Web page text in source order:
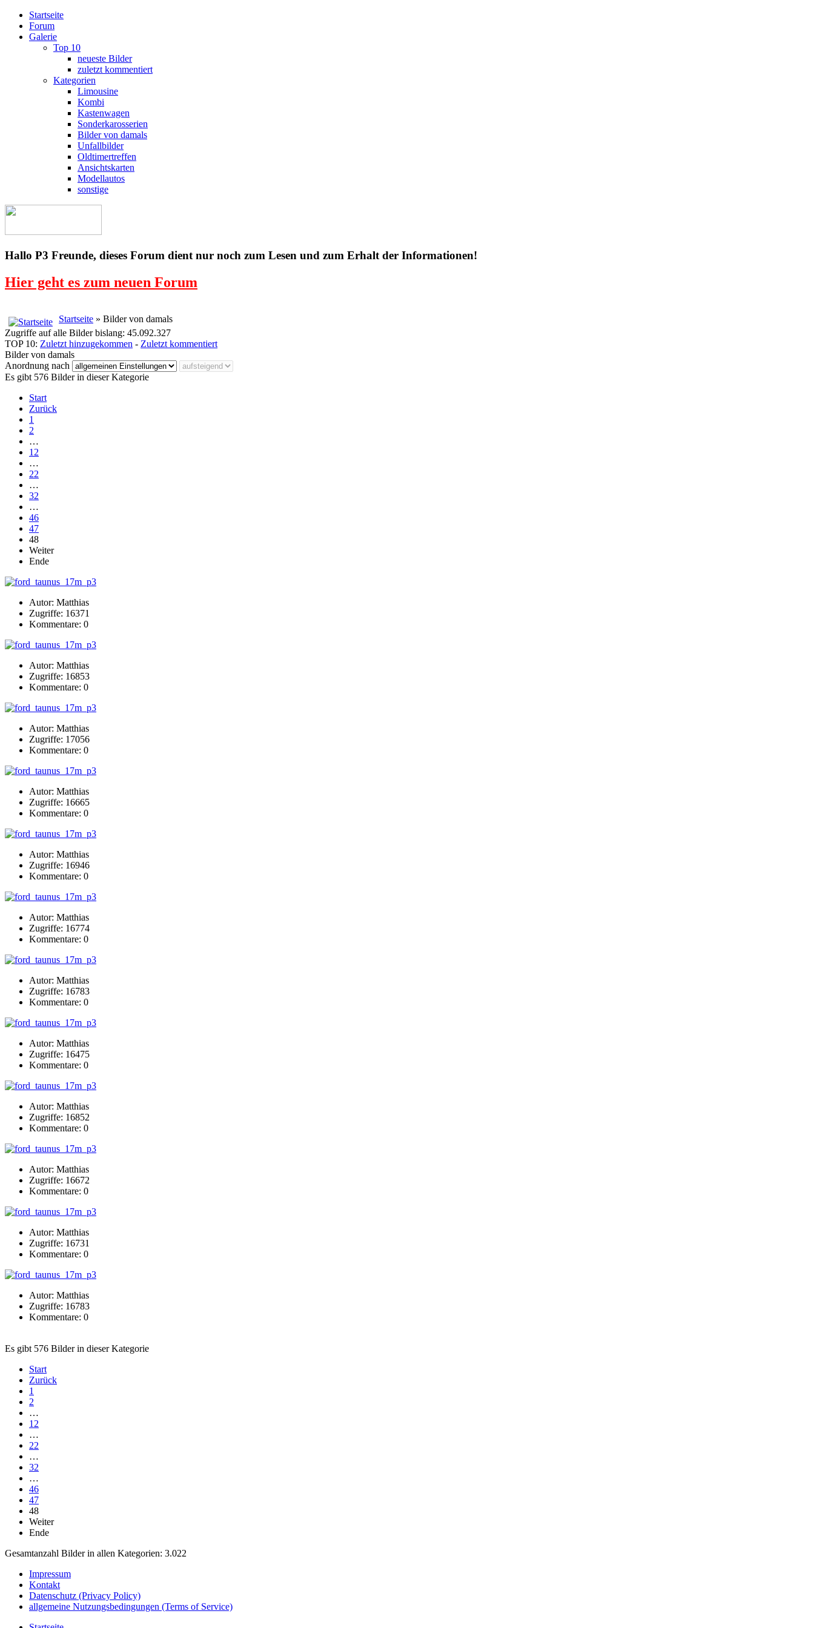
Startseite
Forum
Galerie
Top 10
neueste Bilder
zuletzt kommentiert
Kategorien
Limousine
Kombi
Kastenwagen
Sonderkarosserien
Bilder von damals
Unfallbilder
Oldtimertreffen
Ansichtskarten
Modellautos
sonstige
Hallo P3 Freunde, dieses Forum dient nur noch zum Lesen und zum Erhalt der Informationen!
Hier geht es zum neuen Forum
Startseite » Bilder von damals
Zugriffe auf alle Bilder bislang: 45.092.327
TOP 10: Zuletzt hinzugekommen - Zuletzt kommentiert
Bilder von damals
Anordnung nach
Es gibt 576 Bilder in dieser Kategorie
Start
Zurück
1
2
…
12
…
22
…
32
…
46
47
48
Weiter
Ende
Autor: Matthias
Zugriffe: 16371
Kommentare: 0
Autor: Matthias
Zugriffe: 16853
Kommentare: 0
Autor: Matthias
Zugriffe: 17056
Kommentare: 0
Autor: Matthias
Zugriffe: 16665
Kommentare: 0
Autor: Matthias
Zugriffe: 16946
Kommentare: 0
Autor: Matthias
Zugriffe: 16774
Kommentare: 0
Autor: Matthias
Zugriffe: 16783
Kommentare: 0
Autor: Matthias
Zugriffe: 16475
Kommentare: 0
Autor: Matthias
Zugriffe: 16852
Kommentare: 0
Autor: Matthias
Zugriffe: 16672
Kommentare: 0
Autor: Matthias
Zugriffe: 16731
Kommentare: 0
Autor: Matthias
Zugriffe: 16783
Kommentare: 0
Es gibt 576 Bilder in dieser Kategorie
Start
Zurück
1
2
…
12
…
22
…
32
…
46
47
48
Weiter
Ende
Gesamtanzahl Bilder in allen Kategorien: 3.022
Impressum
Kontakt
Datenschutz (Privacy Policy)
allgemeine Nutzungsbedingungen (Terms of Service)